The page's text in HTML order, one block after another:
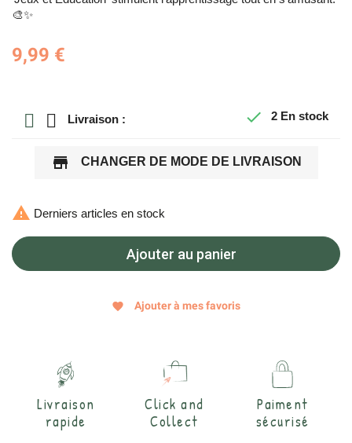
🎨✨
9,99 €
Livraison :  2 En stock
store CHANGER DE MODE DE LIVRAISON
 Derniers articles en stock
Ajouter au panier
favorite Ajouter à mes favoris
Livraison
rapide
Click and
Collect
Paiment
sécurisé